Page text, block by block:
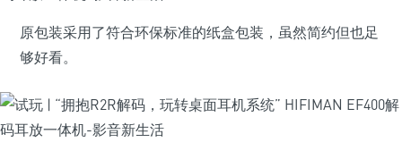
原包装采用了符合环保标准的纸盒包装，虽然简约但也足
够好看。